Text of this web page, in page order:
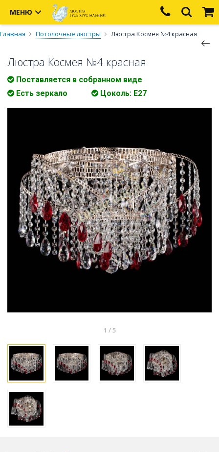
МЕНЮ
Главная Потолочные люстры Люстра Космея №4 красная
Люстра Космея №4 красная
Поставляется в собранном виде
Есть зеркало
Цоколь: Е27
1 /5